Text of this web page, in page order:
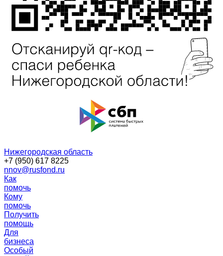
Нижегородская область
+7 (950) 617 8225
nnov@rusfond.ru
Как
помочь
Кому
помочь
Получить
помощь
Для
бизнеса
Особый